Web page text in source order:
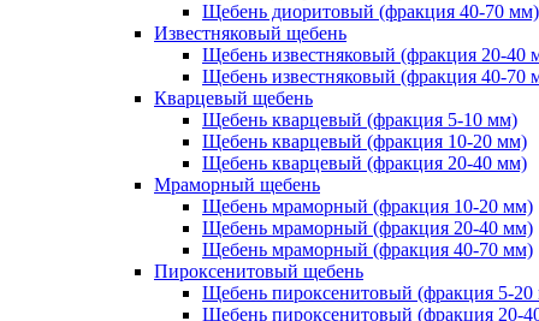
Щебень диоритовый (фракция 40-70 мм)
Известняковый щебень
Щебень известняковый (фракция 20-40
Щебень известняковый (фракция 40-70
Кварцевый щебень
Щебень кварцевый (фракция 5-10 мм)
Щебень кварцевый (фракция 10-20 мм)
Щебень кварцевый (фракция 20-40 мм)
Мраморный щебень
Щебень мраморный (фракция 10-20 мм)
Щебень мраморный (фракция 20-40 мм)
Щебень мраморный (фракция 40-70 мм)
Пироксенитовый щебень
Щебень пироксенитовый (фракция 5-
Щебень пироксенитовый (фракция 20-